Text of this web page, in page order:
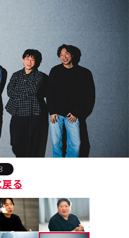
ょっといい話
ト
る